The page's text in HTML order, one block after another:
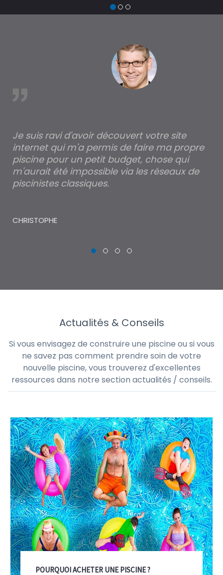
Je suis ravi d'avoir découvert votre site
internet qui m'a permis de faire ma propre
piscine pour un petit budget, chose qui
m'aurait été impossible via les réseaux de
piscinistes classiques.
CHRISTOPHE
Actualités & Conseils
Si vous envisagez de construire une piscine ou si vous
ne savez pas comment prendre soin de votre
nouvelle piscine, vous trouverez d'excellentes
ressources dans notre section actualités / conseils.
POURQUOI ACHETER UNE PISCINE ?